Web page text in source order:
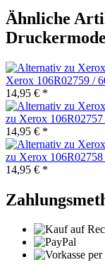
Ähnliche
Xerox 106R02759 /
14,95 € *
zu Xerox
14,95 € *
zu Xerox
14,95 € *